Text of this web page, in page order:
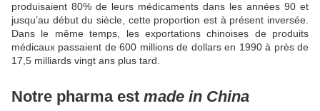
produisaient 80% de leurs médicaments dans les années 90 et
jusqu’au début du siècle, cette proportion est à présent inversée.
Dans le même temps, les exportations chinoises de produits
médicaux passaient de 600 millions de dollars en 1990 à près de
17,5 milliards vingt ans plus tard.
Notre pharma est made in China